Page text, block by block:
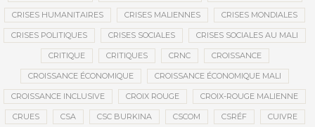
CRISES HUMANITAIRES CRISES MALIENNES CRISES MONDIALES
CRISES POLITIQUES CRISES SOCIALES CRISES SOCIALES AU MALI
CRITIQUE CRITIQUES CRNC CROISSANCE
CROISSANCE ÉCONOMIQUE CROISSANCE ÉCONOMIQUE MALI
CROISSANCE INCLUSIVE CROIX ROUGE CROIX-ROUGE MALIENNE
CRUES CSA CSC BURKINA CSCOM CSRÉF CUIVRE